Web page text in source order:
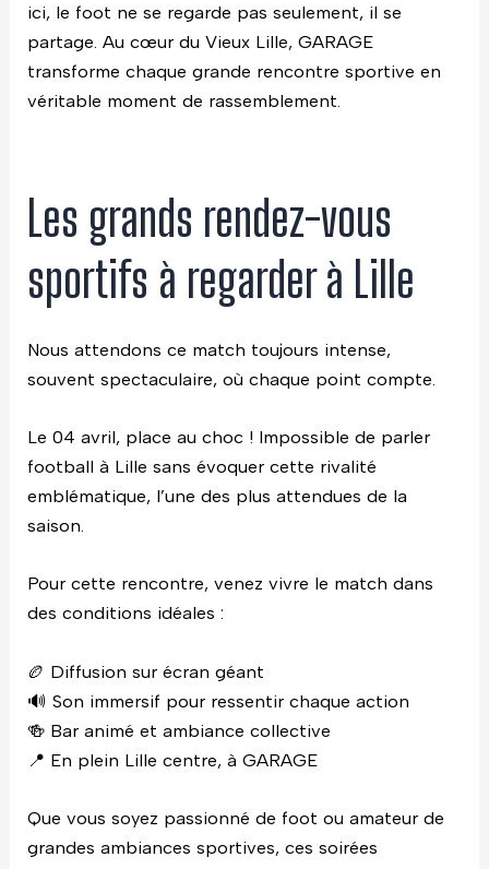
ici, le foot ne se regarde pas seulement, il se
partage. Au cœur du Vieux Lille, GARAGE
transforme chaque grande rencontre sportive en
véritable moment de rassemblement.
Les grands rendez-vous
sportifs à regarder à Lille
Nous attendons ce match toujours intense,
souvent spectaculaire, où chaque point compte.
Le 04 avril, place au choc ! Impossible de parler
football à Lille sans évoquer cette rivalité
emblématique, l’une des plus attendues de la
saison.
Pour cette rencontre, venez vivre le match dans
des conditions idéales :
🏉 Diffusion sur écran géant
🔊 Son immersif pour ressentir chaque action
🍻 Bar animé et ambiance collective
📍 En plein Lille centre, à GARAGE
Que vous soyez passionné de foot ou amateur de
grandes ambiances sportives, ces soirées